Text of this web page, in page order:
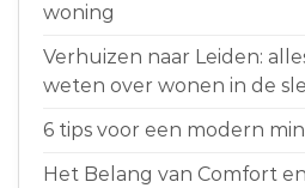
woning
Verhuizen naar Leiden:
weten over wonen in de
6 tips voor een modern
Het Belang van Comfort en